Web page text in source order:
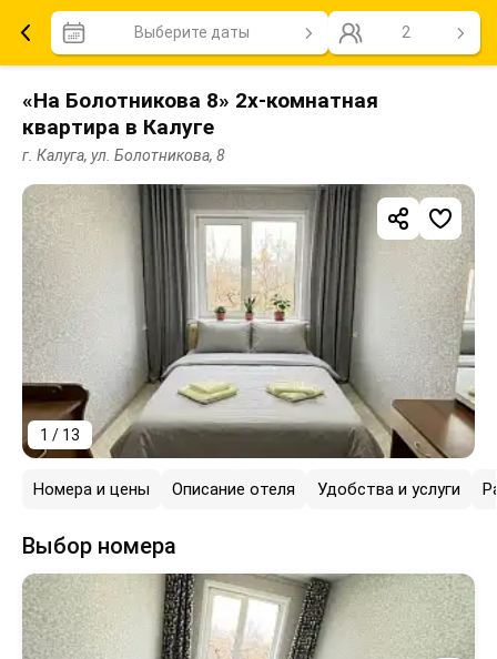
Выберите даты 2
«На Болотникова 8» 2х-комнатная
квартира в Калуге
г. Калуга, ул. Болотникова, 8
1 / 13
Номера и цены Описание отеля Удобства и услуги
Выбор номера